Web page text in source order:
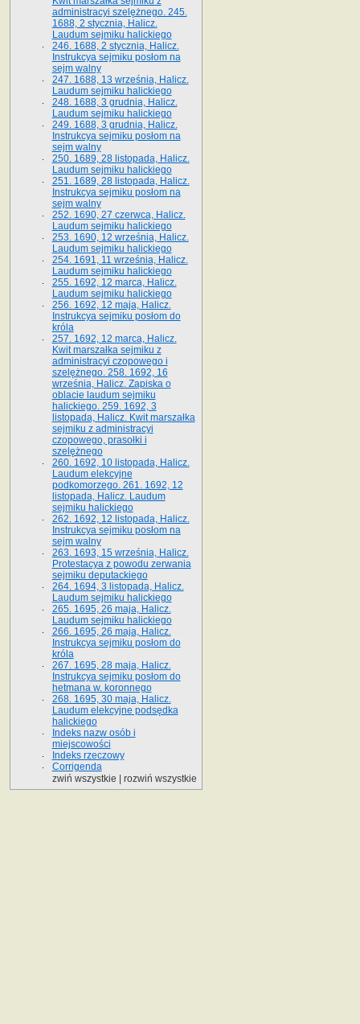
administracyi szelężnego. 245.
1688, 2 stycznia, Halicz.
Laudum sejmiku halickiego
246. 1688, 2 stycznia, Halicz.
Instrukcya sejmiku posłom na
sejm walny
247. 1688, 13 września, Halicz.
Laudum sejmiku halickiego
248. 1688, 3 grudnia, Halicz.
Laudum sejmiku halickiego
249. 1688, 3 grudnia, Halicz.
Instrukcya sejmiku posłom na
sejm walny
250. 1689, 28 listopada, Halicz.
Laudum sejmiku halickiego
251. 1689, 28 listopada, Halicz.
Instrukcya sejmiku posłom na
sejm walny
252. 1690, 27 czerwca, Halicz.
Laudum sejmiku halickiego
253. 1690, 12 września, Halicz.
Laudum sejmiku halickiego
254. 1691, 11 września, Halicz.
Laudum sejmiku halickiego
255. 1692, 12 marca, Halicz.
Laudum sejmiku halickiego
256. 1692, 12 maja, Halicz.
Instrukcya sejmiku posłom do
króla
257. 1692, 12 marca, Halicz.
Kwit marszałka sejmiku z
administracyi czopowego i
szelężnego. 258. 1692, 16
września, Halicz. Zapiska o
oblacie laudum sejmiku
halickiego. 259. 1692, 3
listopada, Halicz. Kwit marszałka
sejmiku z administracyi
czopowego, prasołki i
szelężnego
260. 1692, 10 listopada, Halicz.
Laudum elekcyjne
podkomorzego. 261. 1692, 12
listopada, Halicz. Laudum
sejmiku halickiego
262. 1692, 12 listopada, Halicz.
Instrukcya sejmiku posłom na
sejm walny
263. 1693, 15 września, Halicz.
Protestacya z powodu zerwania
sejmiku deputackiego
264. 1694, 3 listopada, Halicz.
Laudum sejmiku halickiego
265. 1695, 26 maja, Halicz.
Laudum sejmiku halickiego
266. 1695, 26 maja, Halicz.
Instrukcya sejmiku posłom do
króla
267. 1695, 28 maja, Halicz.
Instrukcya sejmiku posłom do
hetmana w. koronnego
268. 1695, 30 maja, Halicz.
Laudum elekcyjne podsędka
halickiego
Indeks nazw osób i
miejscowości
Indeks rzeczowy
Corrigenda
zwiń wszystkie
rozwiń wszystkie